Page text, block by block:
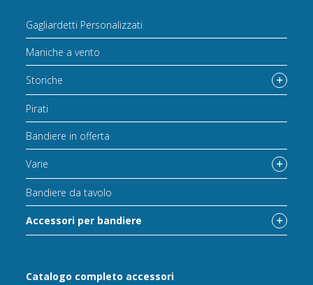
Gagliardetti Personalizzati
Maniche a vento
Storiche
Pirati
Bandiere in offerta
Varie
Bandiere da tavolo
Accessori per bandiere
Catalogo completo accessori